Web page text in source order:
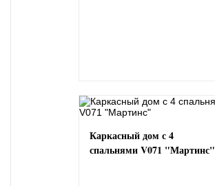
Каркасный дом с 4
спальнями V071 "Мартинс"